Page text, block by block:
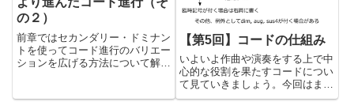
の２）
前章ではセカンダリー・ドミナン
トを使ってコード進行のバリエー
ションを広げる方法について解説
進行のバリエーションを広げるテ
【第5回】コードの仕組み
いよいよ作曲や演奏をする上で中
心的な役割を果たすコードについ
て見ていきましょう。今回はまず
コードというものの概念とコード